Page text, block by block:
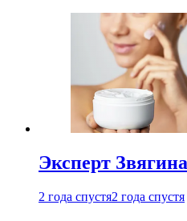
Эксперт
2 года спустя2 года спустя